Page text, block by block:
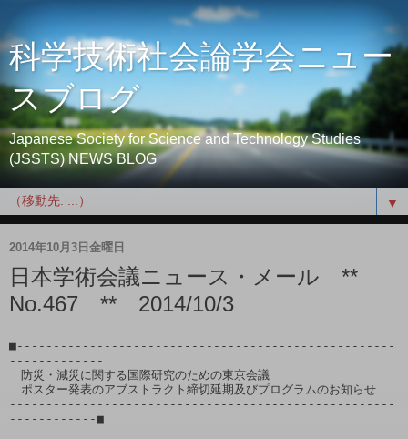
科学技術社会論学会ニュー
スブログ
Japanese Society for Science and Technology Studies
(JSSTS) NEWS BLOG
▼
2014年10月3日金曜日
日本学術会議ニュース・メール **
No.467 ** 2014/10/3
■----------------------------------------------------
-------------
防災・減災に関する国際研究のための東京会議
ポスター発表のアブストラクト締切延期及びプログラムのお知らせ
-----------------------------------------------------
------------■